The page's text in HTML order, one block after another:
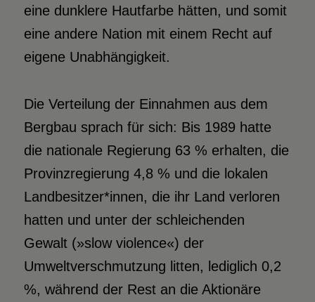
eine dunklere Hautfarbe hätten, und somit
eine andere Nation mit einem Recht auf
eigene Unabhängigkeit.
Die Verteilung der Einnahmen aus dem
Bergbau sprach für sich: Bis 1989 hatte
die nationale Regierung 63 % erhalten, die
Provinzregierung 4,8 % und die lokalen
Landbesitzer*innen, die ihr Land verloren
hatten und unter der schleichenden
Gewalt (»slow violence«) der
Umweltverschmutzung litten, lediglich 0,2
%, während der Rest an die Aktionäre